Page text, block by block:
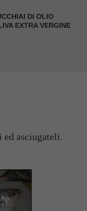
DI OLIO
EXTRA VERGINE
asciugateli.